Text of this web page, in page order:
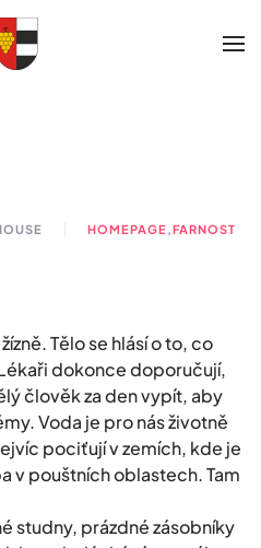
HOMEPAGE,FARNOST
Tělo se hlásí o to, co
dokonce doporučují,
člověk za den vypít, aby
Voda je pro nás životně
pociťují v zemích, kde je
v pouštních oblastech. Tam
studny, prázdné zásobníky